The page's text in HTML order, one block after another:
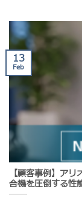
【顧客事例】ア
合機を圧倒する性
13
Feb